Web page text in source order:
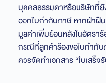
บุคคลธรรมดาหรือบริษัทที่ยั
ออกใบกำกับภาษี หากฝ่าฝื
มูลค่าเพิ่มย้อนหลังในอัตรา
กรณีที่ลูกค้าร้องขอใบกำกับ
ควรจัดทำเอกสาร “ใบเสร็จ